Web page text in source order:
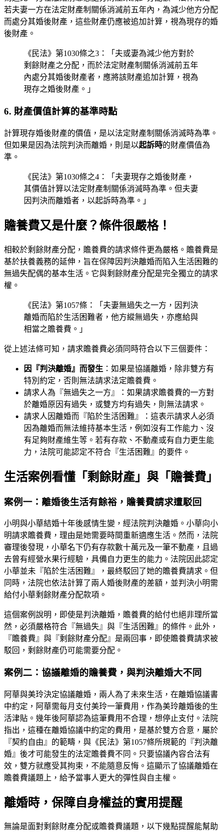
若夫妻一方在法定財產制關係消滅前五年內，為減少他方分配
而處分其婚後財產，這些財產仍應被追加計算，視為現存的婚
後財產。
《民法》第1030條之3：「夫或妻為減少他方對於
剩餘財產之分配，而於法定財產制關係消滅前五年
內處分其婚後財產者，應將該財產追加計算，視為
現存之婚後財產。」
6. 財產價值計算的基準時點
計算現存婚後財產的價值，是以法定財產制關係消滅時為準。
但如果是因為法院判決而離婚，則是以起訴時的財產價值為
準。
《民法》第1030條之4：「夫妻現存之婚後財產，
其價值計算以法定財產制關係消滅時為準。但夫妻
因判決而離婚者，以起訴時為準。」
贍養費又是什麼？條件很嚴格！
相較於剩餘財產分配，贍養費的請求條件更為嚴格。贍養費是
基於扶養義務的延伸，旨在保障因判決離婚而陷入生活困難的
無過失配偶的基本生活。它與剩餘財產分配是完全獨立的請求
權。
《民法》第1057條：「夫妻無過失之一方，因判決
離婚而陷於生活困難者，他方縱無過失，亦應給與
相當之贍養費。」
從上述法條可知，請求贍養費必須同時符合以下三個要件：
因『判決離婚』而發生 ：如果是協議離婚，除非雙方有
特別約定，否則無法請求法定贍養費。
請求人為『無過失之一方』：如果請求贍養費的一方對
於離婚原因有過失，或雙方均有過失，則無法請求。
請求人因離婚而『陷於生活困難』：這表示請求人必須
因為離婚而無法維持基本生活，例如沒有工作能力、沒
有足夠財產維生等。若有存款、不動產或有自力更生能
力，法院可能認定不符合『生活困難』的要件。
生活案例看懂「剩餘財產」與「贍養費」
案例一：離婚後生活有餘裕，贍養費請求遭駁回
小明與小華結婚十年後感情生變，經法院判決離婚。小華向小
明請求贍養費，理由是她需要時間重新適應生活。然而，法院
審理後發現，小華名下仍有存款數十萬元及一筆不動產，且過
去曾有經營水果行經驗，具備自力更生的能力。法院因此認定
小華並未『陷於生活困難』，最終駁回了她的贍養費請求。但
同時，法院也依法計算了兩人婚後財產的差額，並判決小明需
給付小華剩餘財產分配款項。
這個案例說明，即使是判決離婚，贍養費的給付也絕非理所當
然，必須嚴格符合『無過失』與『生活困難』的條件。此外，
『贍養費』與『剩餘財產分配』是兩回事，即使贍養費請求被
駁回，剩餘財產仍可能需要分配。
案例二：協議離婚的贍養費，與判決離婚大不同
阿華與美玲決定協議離婚，兩人為了未來生活，在離婚協議書
中約定，阿華需每月支付美玲一筆費用，作為美玲離婚後的生
活津貼。幾年後阿華認為這筆費用不合理，想停止支付。法院
指出，這種在離婚協議中約定的費用，是基於雙方合意，屬於
『契約自由』的範疇，與《民法》第1057條所規範的『判決離
婚』後才可能發生的法定贍養費不同。只要協議內容合法有
效，雙方就應受其拘束，不能隨意反悔。這顯示了協議離婚在
贍養費議題上，給予當事人更大的彈性與自主權。
離婚時，保障自身權益的實用提醒
無論是面對剩餘財產分配或贍養費議題，以下幾點提醒能幫助